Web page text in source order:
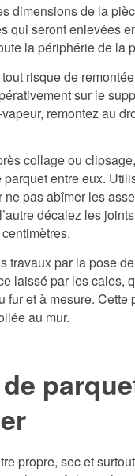
dimensions de la
qui seront enlevées
la périphérie de la
risque de
sur le
remontez au
collage ou
parquet entre eux.
ne pas abîmer les
décalez les
travaux par la pose
laissé par les cales,
fur et à mesure. Cette
au mur.
propre, sec et